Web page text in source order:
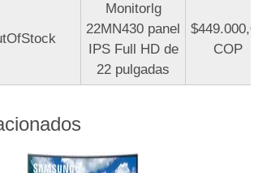
Monitorlg
22MN430 panel
IPS Full HD de
22 pulgadas
COP